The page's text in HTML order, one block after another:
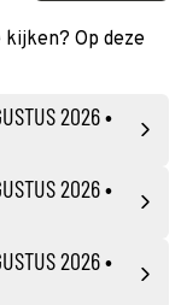
Op deze
2026•
2026•
2026•